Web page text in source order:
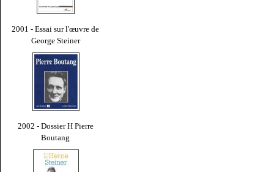
2001 - Essai sur l'œuvre de
George Steiner
2002 - Dossier H Pierre
Boutang